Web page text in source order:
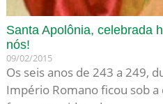
Santa Apolônia, celebrada
nós!
09/02/2015
Os seis anos de 243 a 249,
Império Romano ficou sob